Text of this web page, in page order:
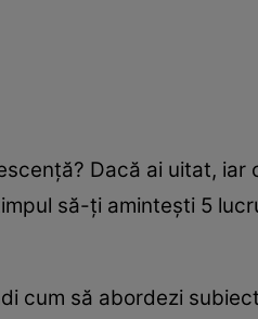
Dacă ai uitat,
să-ţi aminteşti 5
cum să abordezi